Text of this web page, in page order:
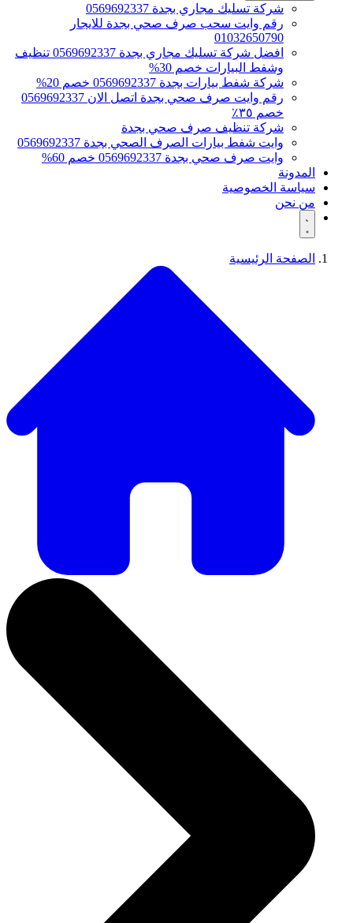
شركة تسليك مجاري بجدة 0569692337
رقم وايت سحب صرف صحي بجدة للايجار
01032650790
افضل شركة تسليك مجاري بجدة 0569692337 تنظيف
وشفط البيارات خصم 30%
شركة شفط بيارات بجدة 0569692337 خصم 20%
رقم وايت صرف صحي بجدة اتصل الان 0569692337
خصم ٣٥٪
شركة تنظيف صرف صحي بجدة
وايت شفط بيارات الصرف الصحي بجدة 0569692337
وايت صرف صحي بجدة 0569692337 خصم 60%
المدونة
سياسة الخصوصية
من نحن
الصفحة الرئيسية